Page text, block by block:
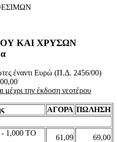
ΚΑΙ ΧΡΥΣΩΝ
έναντι Ευρώ (Π.Δ. 2456/00)
μέχρι την έκδοση νεοτέρου
ΑΓΟΡΑ ΠΩΛΗΣΗ
1,000 ΤΟ
61,09
69,00